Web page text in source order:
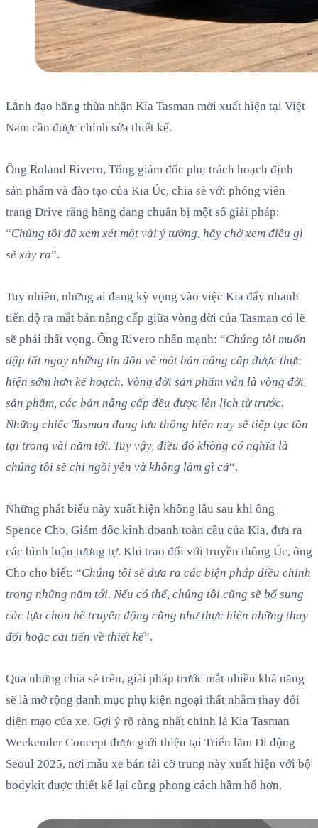
Lãnh đạo hãng thừa nhận Kia Tasman mới xuất hiện tại Việt
Nam cần được chỉnh sửa thiết kế.
Ông Roland Rivero, Tổng giám đốc phụ trách hoạch định
sản phẩm và đào tạo của Kia Úc, chia sẻ với phóng viên
trang Drive rằng hãng đang chuẩn bị một số giải pháp:
“Chúng tôi đã xem xét một vài ý tưởng, hãy chờ xem điều gì
sẽ xảy ra”.
Tuy nhiên, những ai đang kỳ vọng vào việc Kia đẩy nhanh
tiến độ ra mắt bản nâng cấp giữa vòng đời của Tasman có lẽ
sẽ phải thất vọng. Ông Rivero nhấn mạnh: “Chúng tôi muốn
dập tắt ngay những tin đồn về một bản nâng cấp được thực
hiện sớm hơn kế hoạch. Vòng đời sản phẩm vẫn là vòng đời
sản phẩm, các bản nâng cấp đều được lên lịch từ trước.
Những chiếc Tasman đang lưu thông hiện nay sẽ tiếp tục tồn
tại trong vài năm tới. Tuy vậy, điều đó không có nghĩa là
chúng tôi sẽ chỉ ngồi yên và không làm gì cả“.
Những phát biểu này xuất hiện không lâu sau khi ông
Spence Cho, Giám đốc kinh doanh toàn cầu của Kia, đưa ra
các bình luận tương tự. Khi trao đổi với truyền thông Úc, ông
Cho cho biết: “Chúng tôi sẽ đưa ra các biện pháp điều chỉnh
trong những năm tới. Nếu có thể, chúng tôi cũng sẽ bổ sung
các lựa chọn hệ truyền động cũng như thực hiện những thay
đổi hoặc cải tiến về thiết kế”.
Qua những chia sẻ trên, giải pháp trước mắt nhiều khả năng
sẽ là mở rộng danh mục phụ kiện ngoại thất nhằm thay đổi
diện mạo của xe. Gợi ý rõ ràng nhất chính là Kia Tasman
Weekender Concept được giới thiệu tại Triển lãm Di động
Seoul 2025, nơi mẫu xe bán tải cỡ trung này xuất hiện với bộ
bodykit được thiết kế lại cùng phong cách hầm hố hơn.